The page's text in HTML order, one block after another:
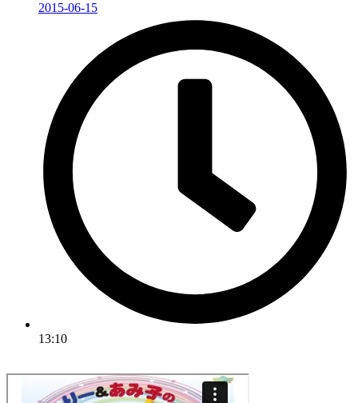
2015-06-15
13:10